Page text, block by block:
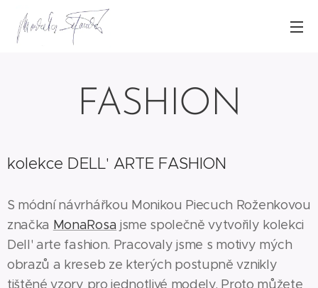
FASHION
kolekce DELL' ARTE FASHION
S módní návrhářkou Monikou Piecuch Roženkovou
značka MonaRosa jsme společně vytvořily kolekci
Dell' arte fashion. Pracovaly jsme s motivy mých
obrazů a kreseb ze kterých postupně vznikly
tištěné vzory pro jednotlivé modely. Proto můžete